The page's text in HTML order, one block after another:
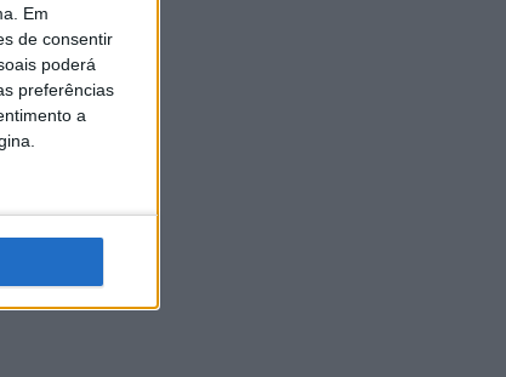
Em
de consentir
poderá
preferências
a